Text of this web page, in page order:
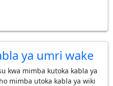
ya umri wake
kwa mimba kutoka kabla ya
mimba utoka kabla ya wiki